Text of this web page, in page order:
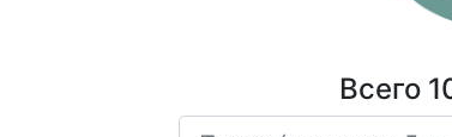
Всего